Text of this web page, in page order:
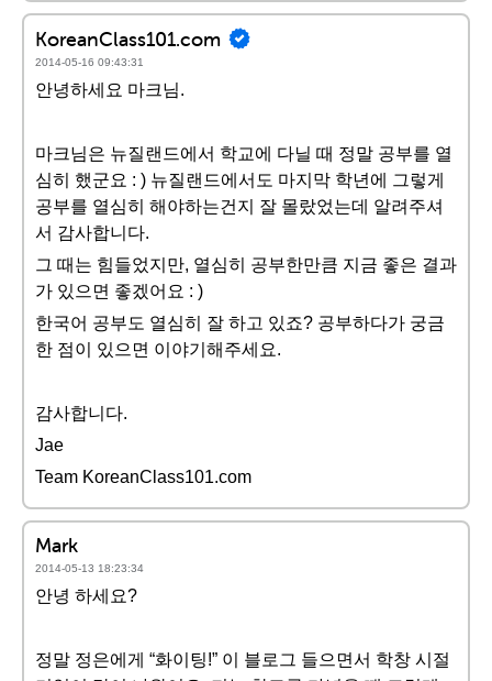
KoreanClass101.com
2014-05-16 09:43:31
안녕하세요 마크님.
마크님은 뉴질랜드에서 학교에 다닐 때 정말 공부를 열
심히 했군요 : ) 뉴질랜드에서도 마지막 학년에 그렇게
공부를 열심히 해야하는건지 잘 몰랐었는데 알려주셔
서 감사합니다.
그 때는 힘들었지만, 열심히 공부한만큼 지금 좋은 결과
가 있으면 좋겠어요 : )
한국어 공부도 열심히 잘 하고 있죠? 공부하다가 궁금
한 점이 있으면 이야기해주세요.
감사합니다.
Jae
Team KoreanClass101.com
Mark
2014-05-13 18:23:34
안녕 하세요?
정말 정은에게 “화이팅!” 이 블로그 들으면서 학창 시절